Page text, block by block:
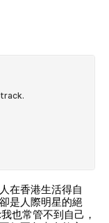
在香港生活得自
是人際明星的絕
也常管不到自己，